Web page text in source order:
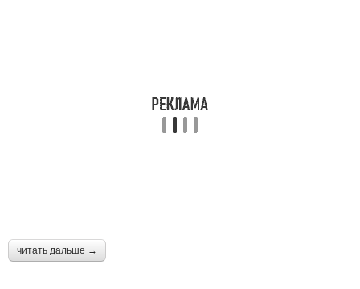
читать дальше →